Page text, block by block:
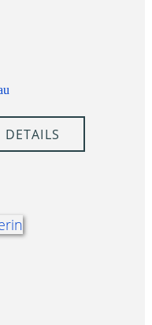
DETAILS